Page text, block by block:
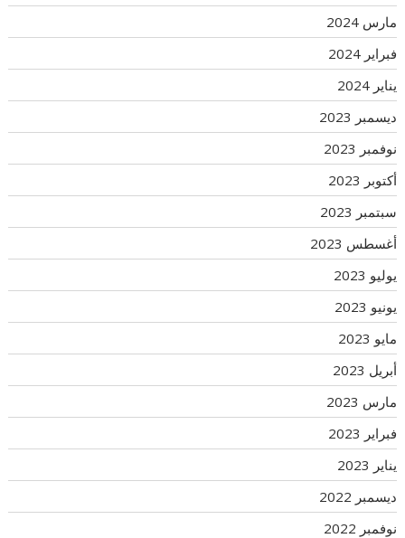
مارس 2024
فبراير 2024
يناير 2024
ديسمبر 2023
نوفمبر 2023
أكتوبر 2023
سبتمبر 2023
أغسطس 2023
يوليو 2023
يونيو 2023
مايو 2023
أبريل 2023
مارس 2023
فبراير 2023
يناير 2023
ديسمبر 2022
نوفمبر 2022